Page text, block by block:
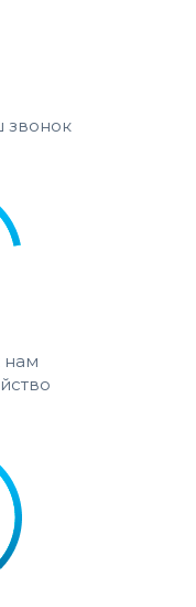
звонок
нам